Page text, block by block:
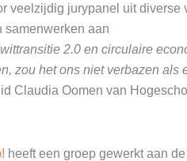
veelzijdig jurypanel uit diverse
samenwerken aan
2.0 en circulaire
zou het ons niet verbazen als
Claudia Oomen van
heeft een groep gewerkt aan